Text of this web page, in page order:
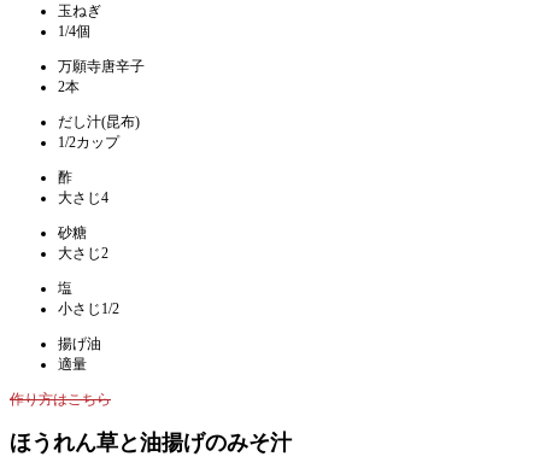
玉ねぎ
1/4個
万願寺唐辛子
2本
だし汁(昆布)
1/2カップ
酢
大さじ4
砂糖
大さじ2
塩
小さじ1/2
揚げ油
適量
作り方はこちら
ほうれん草と油揚げのみそ汁